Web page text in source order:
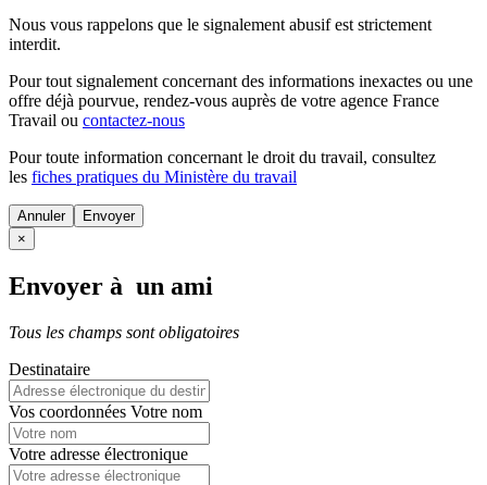
Nous vous rappelons que le signalement abusif est strictement
interdit.
Pour tout signalement concernant des informations inexactes ou une
offre déjà pourvue, rendez-vous auprès de votre agence France
Travail ou contactez-nous
Pour toute information concernant le droit du travail, consultez
les fiches pratiques du Ministère du travail
Annuler
×
Envoyer à un ami
Tous les champs sont obligatoires
Destinataire
Vos coordonnées Votre nom
Votre adresse électronique